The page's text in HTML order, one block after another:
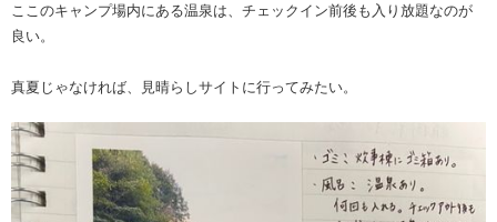
ここのキャンプ場内にある温泉は、チェックイン前後も入り放題なのが
良い。
真夏じゃなければ、見晴らしサイトに行ってみたい。